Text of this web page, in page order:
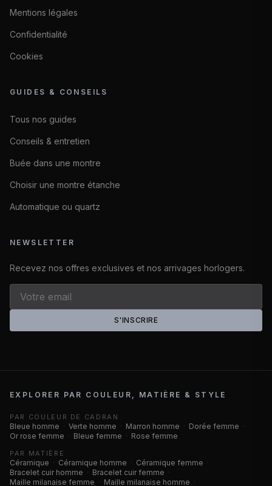
Mentions légales
Confidentialité
Cookies
GUIDES & CONSEILS
Tous nos guides
Conseils & entretien
Buée dans une montre
Choisir une montre étanche
Automatique ou quartz
NEWSLETTER
Recevez nos offres exclusives et nos arrivages horlogers.
S'INSCRIRE
EXPLORER PAR COULEUR, MATIÈRE & STYLE
PAR COULEUR DE CADRAN
Bleue homme · Verte homme · Marron homme · Dorée femme ·
Or rose femme · Bleue femme · Rose femme
PAR MATIÈRE
Céramique · Céramique homme · Céramique femme ·
Bracelet cuir homme · Bracelet cuir femme ·
Maille milanaise femme · Maille milanaise homme ·